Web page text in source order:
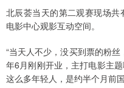
北辰荟当天的第二观赛现场
电影中心观影互动空间。
“当天人不少，没买到票的粉
年6月刚刚开业，主打电影主
这么多年轻人，是约半个月前